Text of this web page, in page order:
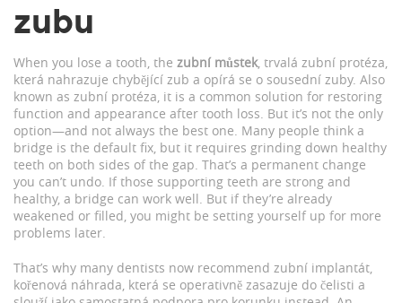
zubu
When you lose a tooth, the zubní můstek, trvalá zubní protéza,
která nahrazuje chybějící zub a opírá se o sousední zuby. Also
known as zubní protéza, it is a common solution for restoring
function and appearance after tooth loss. But it’s not the only
option—and not always the best one. Many people think a
bridge is the default fix, but it requires grinding down healthy
teeth on both sides of the gap. That’s a permanent change
you can’t undo. If those supporting teeth are strong and
healthy, a bridge can work well. But if they’re already
weakened or filled, you might be setting yourself up for more
problems later.
That’s why many dentists now recommend zubní implantát,
kořenová náhrada, která se operativně zasazuje do čelisti a